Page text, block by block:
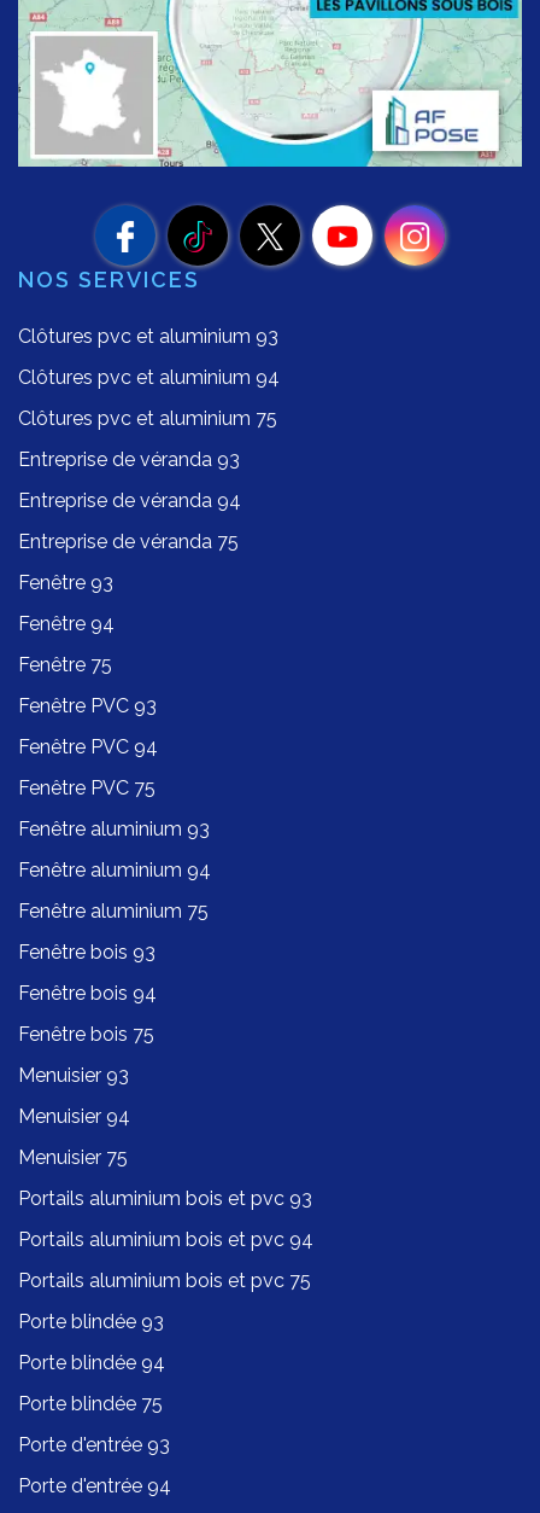
NOS SERVICES
Clôtures pvc et aluminium 93
Clôtures pvc et aluminium 94
Clôtures pvc et aluminium 75
Entreprise de véranda 93
Entreprise de véranda 94
Entreprise de véranda 75
Fenêtre 93
Fenêtre 94
Fenêtre 75
Fenêtre PVC 93
Fenêtre PVC 94
Fenêtre PVC 75
Fenêtre aluminium 93
Fenêtre aluminium 94
Fenêtre aluminium 75
Fenêtre bois 93
Fenêtre bois 94
Fenêtre bois 75
Menuisier 93
Menuisier 94
Menuisier 75
Portails aluminium bois et pvc 93
Portails aluminium bois et pvc 94
Portails aluminium bois et pvc 75
Porte blindée 93
Porte blindée 94
Porte blindée 75
Porte d'entrée 93
Porte d'entrée 94